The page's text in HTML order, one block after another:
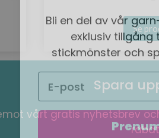
Se
Spara
vårt gratis nyhetsbrev
exklusiv tillgång
stickmönster och